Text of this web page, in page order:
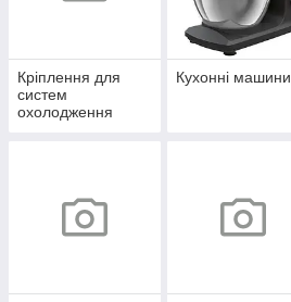
Кріплення для
систем
охолодження
Кухонні машини